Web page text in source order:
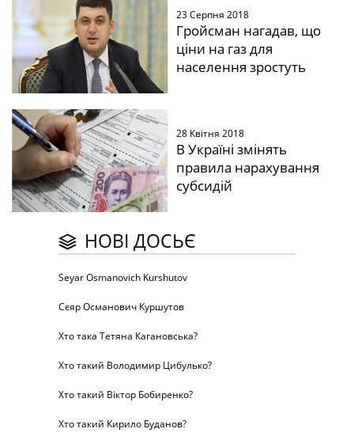
23 Серпня 2018
Гройсман нагадав, що
ціни на газ для
населення зростуть
28 Квітня 2018
В Україні змінять
правила нарахування
субсидій
НОВІ ДОСЬЄ
Seyar Osmanovich Kurshutov
Сєяр Османович Куршутов
Хто така Тетяна Кагановська?
Хто такий Володимир Цибулько?
Хто такий Віктор Бобиренко?
Хто такий Кирило Буданов?